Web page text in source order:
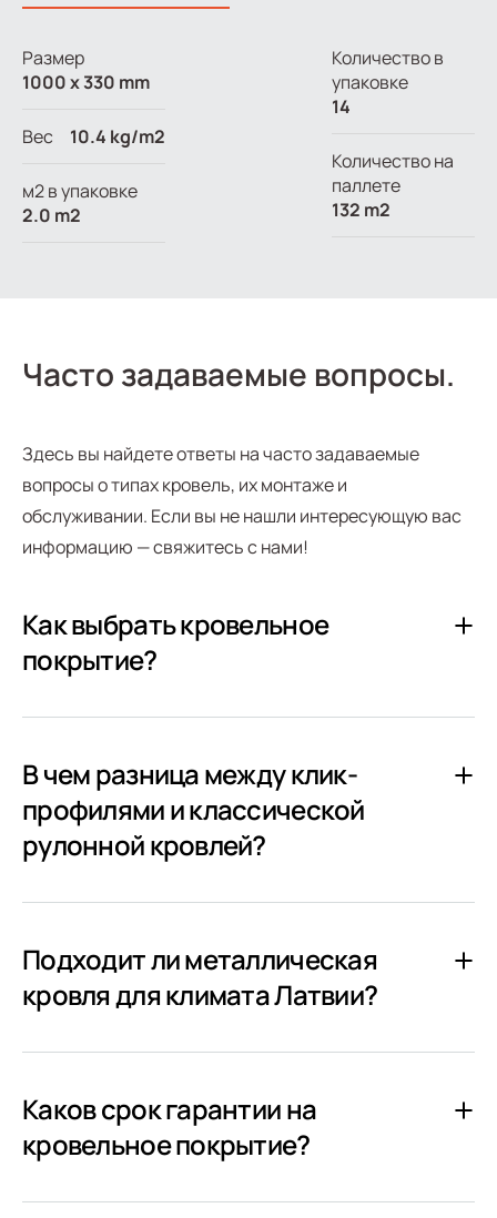
Размер
1000 x 330 mm
Вес 10.4 kg/m2
м2 в упаковке
2.0 m2
Количество в
упаковке
14
Количество на
паллете
132 m2
Часто задаваемые вопросы.
Здесь вы найдете ответы на часто задаваемые
вопросы о типах кровель, их монтаже и
обслуживании. Если вы не нашли интересующую вас
информацию — свяжитесь с нами!
Как выбрать кровельное
покрытие?
В чем разница между клик-
профилями и классической
рулонной кровлей?
Подходит ли металлическая
кровля для климата Латвии?
Каков срок гарантии на
кровельное покрытие?